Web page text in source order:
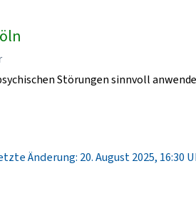
Störungen sinnvoll
Änderung: 20. August 2025, 16:30